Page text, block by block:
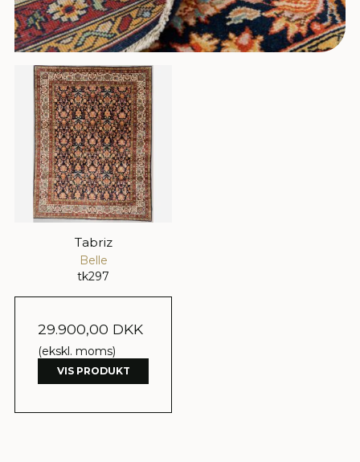
Tabriz
Belle
tk297
29.900,00 DKK
(ekskl. moms)
VIS PRODUKT